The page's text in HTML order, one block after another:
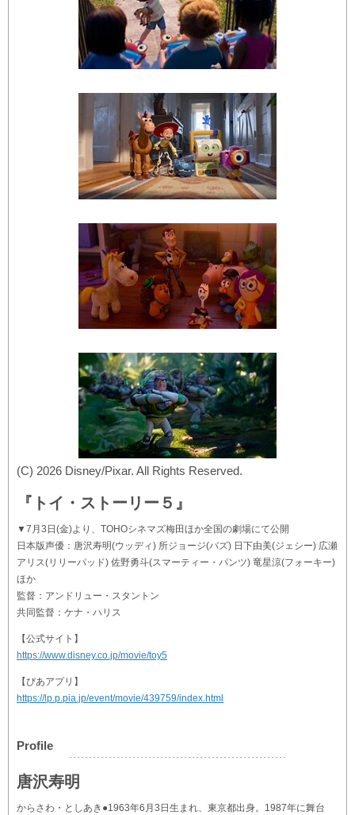
(C) 2026 Disney/Pixar. All Rights Reserved.
『トイ・ストーリー５』
▼7月3日(金)より、TOHOシネマズ梅田ほか全国の劇場にて公開
日本版声優：唐沢寿明(ウッディ) 所ジョージ(バズ) 日下由美(ジェシー) 広瀬
アリス(リリーパッド) 佐野勇斗(スマーティー・パンツ) 竜星涼(フォーキー)
ほか
監督：アンドリュー・スタントン
共同監督：ケナ・ハリス
【公式サイト】
https://www.disney.co.jp/movie/toy5
【ぴあアプリ】
https://lp.p.pia.jp/event/movie/439759/index.html
Profile
唐沢寿明
からさわ・としあき●1963年6月3日生まれ、東京都出身。1987年に舞台